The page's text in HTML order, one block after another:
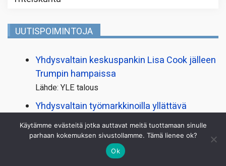
UUTISPOIMINTOJA
Yhdysvaltain keskuspankin Lisa Cook jälleen
Trumpin hampaissa
Lähde: YLE talous
Yhdysvaltain työmarkkinoilla yllättävä
käänne: 23 000 työpaikkaa vähemmän
heinäkuussa
Käytämme evästeitä jotka auttavat meitä tuottamaan sinulle
parhaan kokemuksen sivustollamme. Tämä lienee ok?
Ok